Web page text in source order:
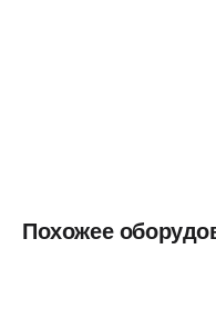
Похожее